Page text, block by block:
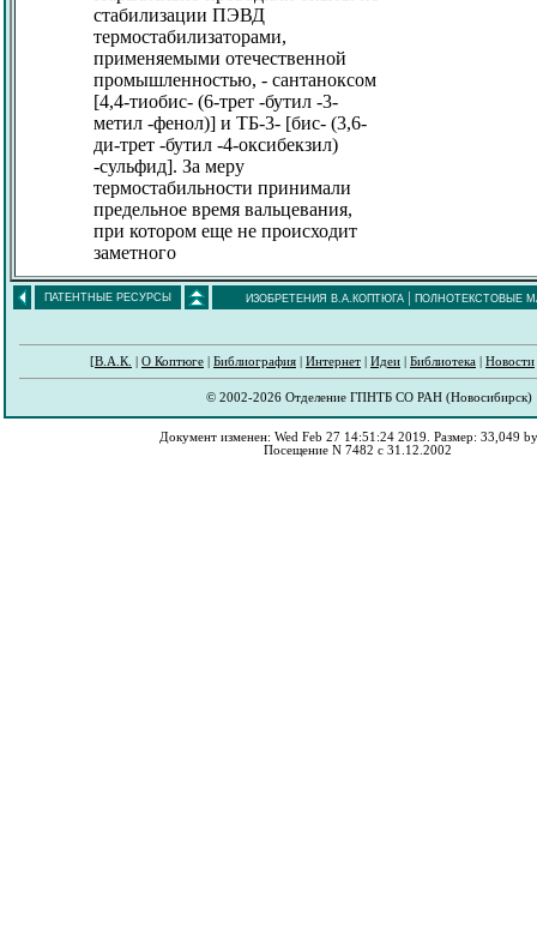
стабилизации ПЭВД
термостабилизаторами,
применяемыми отечественной
промышленностью, - сантаноксом
[4,4-тиобис- (6-трет -бутил -3-
метил -фенол)] и ТБ-3- [бис- (3,6-
ди-трет -бутил -4-оксибекзил)
-сульфид]. За меру
термостабильности принимали
предельное время вальцевания,
при котором еще не происходит
заметного
ПАТЕНТНЫЕ РЕСУРСЫ ИЗОБРЕТЕНИЯ В.А.КОПТЮГА| ПОЛНОТЕКСТОВЫЕ
[В.А.К. О Коптюге Библиография Интернет Идеи Библиотека Новости
© 2002-2026 Отделение ГПНТБ СО РАН (Новосибирск)
Документ изменен: Wed Feb 27 14:51:24 2019. Размер: 33,049
Посещение N 7482 с 31.12.2002